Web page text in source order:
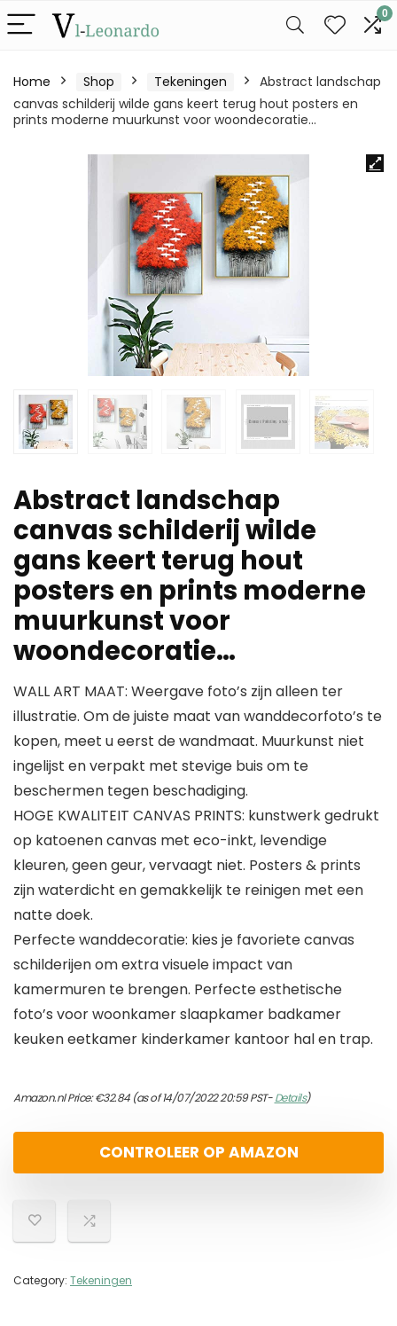
0
Home Shop Tekeningen
Abstract landschap
canvas schilderij wilde gans keert terug hout posters en
prints moderne muurkunst voor woondecoratie…
Abstract landschap
canvas schilderij wilde
gans keert terug hout
posters en prints moderne
muurkunst voor
woondecoratie…
WALL ART MAAT: Weergave foto’s zijn alleen ter
illustratie. Om de juiste maat van wanddecorfoto’s te
kopen, meet u eerst de wandmaat. Muurkunst niet
ingelijst en verpakt met stevige buis om te
beschermen tegen beschadiging.
HOGE KWALITEIT CANVAS PRINTS: kunstwerk gedrukt
op katoenen canvas met eco-inkt, levendige
kleuren, geen geur, vervaagt niet. Posters & prints
zijn waterdicht en gemakkelijk te reinigen met een
natte doek.
Perfecte wanddecoratie: kies je favoriete canvas
schilderijen om extra visuele impact van
kamermuren te brengen. Perfecte esthetische
foto’s voor woonkamer slaapkamer badkamer
keuken eetkamer kinderkamer kantoor hal en trap.
Amazon.nl Price:€32.84(as of 14/07/2022 20:59 PST-Details)
CONTROLEER OP AMAZON
Category: Tekeningen